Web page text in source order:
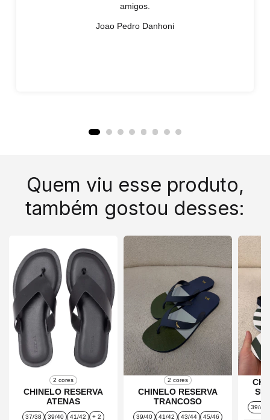
amigos.
Joao Pedro Danhoni
Quem viu esse produto,
também gostou desses:
2 cores
CHINELO RESERVA
ATENAS
37/38 39/40 41/42 + 2
2 cores
CHINELO RESERVA
TRANCOSO
39/40 41/42 43/44 45/46
39/40